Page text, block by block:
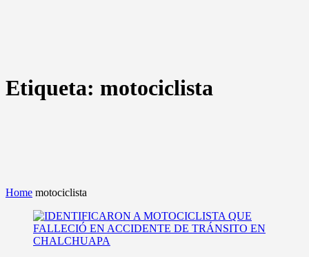
Etiqueta: motociclista
Home motociclista